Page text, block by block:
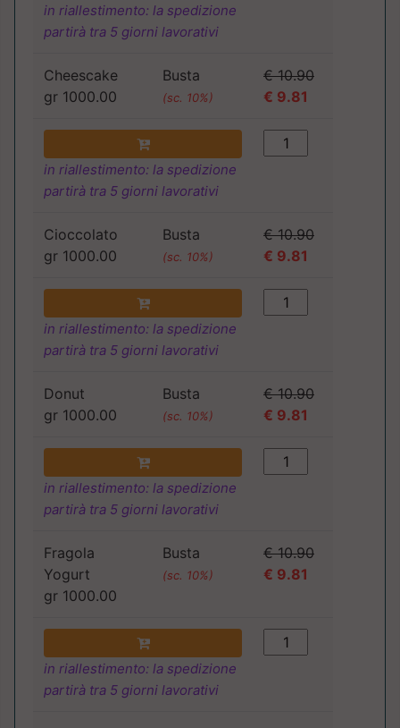
in riallestimento: la spedizione
partirà tra 5 giorni lavorativi
Cheescake
gr 1000.00
Busta
(sc. 10%)
€ 10.90
€ 9.81
in riallestimento: la spedizione
partirà tra 5 giorni lavorativi
Cioccolato
gr 1000.00
Busta
(sc. 10%)
€ 10.90
€ 9.81
in riallestimento: la spedizione
partirà tra 5 giorni lavorativi
Donut
gr 1000.00
Busta
(sc. 10%)
€ 10.90
€ 9.81
in riallestimento: la spedizione
partirà tra 5 giorni lavorativi
Fragola
Yogurt
gr 1000.00
Busta
(sc. 10%)
€ 10.90
€ 9.81
in riallestimento: la spedizione
partirà tra 5 giorni lavorativi